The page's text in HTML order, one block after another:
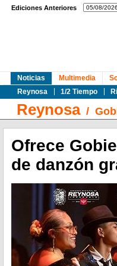
Ediciones Anteriores
Noticias
Reynosa
1/2 Tiempo
Multimedia
Reynosa/
Ofrece
de danzón